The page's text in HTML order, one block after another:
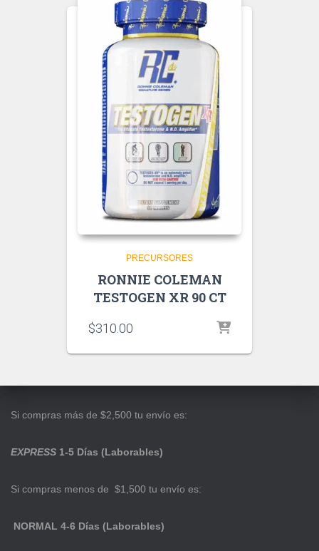
PRECURSORES
RONNIE COLEMAN
TESTOGEN XR 90 CT
$310.00
Si compras más de $2,500 tu envío es:
EXPRESS 1-5 Días (Laborables)
Si compras menos de $1,500 tu envío es:
NORMAL 4-6 Días (Laborables)